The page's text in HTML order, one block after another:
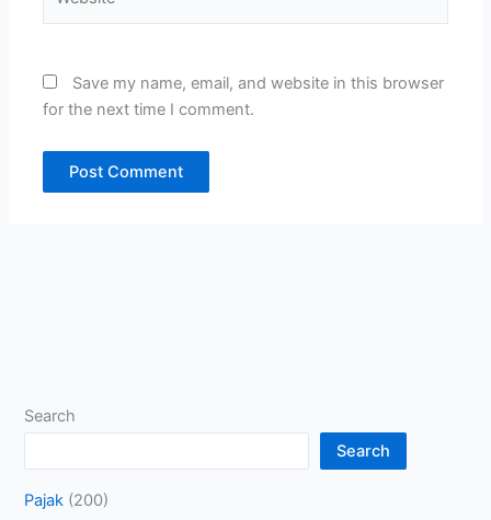
Save my name, email, and website in this browser
for the next time I comment.
Search
Search
Pajak (200)